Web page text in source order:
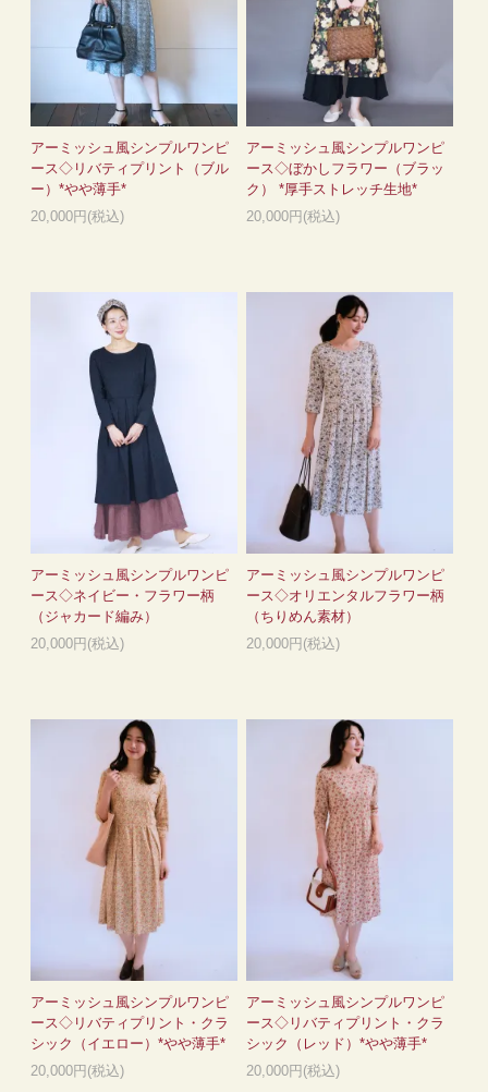
アーミッシュ風シンプルワンピ
ース◇リバティプリント（ブル
ー）*やや薄手*
20,000円(税込)
アーミッシュ風シンプルワンピ
ース◇ぼかしフラワー（ブラッ
ク） *厚手ストレッチ生地*
20,000円(税込)
アーミッシュ風シンプルワンピ
ース◇ネイビー・フラワー柄
（ジャカード編み）
20,000円(税込)
アーミッシュ風シンプルワンピ
ース◇オリエンタルフラワー柄
（ちりめん素材）
20,000円(税込)
アーミッシュ風シンプルワンピ
ース◇リバティプリント・クラ
シック（イエロー）*やや薄手*
20,000円(税込)
アーミッシュ風シンプルワンピ
ース◇リバティプリント・クラ
シック（レッド）*やや薄手*
20,000円(税込)